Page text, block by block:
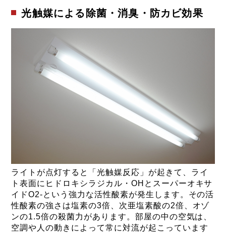
光触媒による除菌・消臭・防カビ効果
ライトが点灯すると「光触媒反応」が起きて、ライ
ト表面にヒドロキシラジカル・OHとスーパーオキサ
イドO2-という強力な活性酸素が発生します。その活
性酸素の強さは塩素の3倍、次亜塩素酸の2倍、オゾ
ンの1.5倍の殺菌力があります。部屋の中の空気は、
空調や人の動きによって常に対流が起こっています